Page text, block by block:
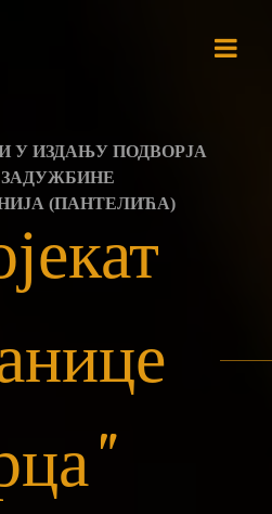
У ИЗДАЊУ ПОДВОРЈА
(ПАНТЕЛИЋА)